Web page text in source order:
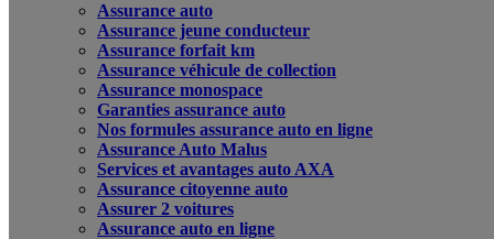
Assurance auto
Assurance jeune conducteur
Assurance forfait km
Assurance véhicule de collection
Assurance monospace
Garanties assurance auto
Nos formules assurance auto en ligne
Assurance Auto Malus
Services et avantages auto AXA
Assurance citoyenne auto
Assurer 2 voitures
Assurance auto en ligne